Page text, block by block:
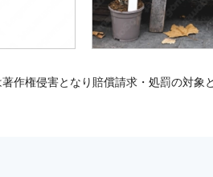
作権侵害となり賠償請求・処罰の対象